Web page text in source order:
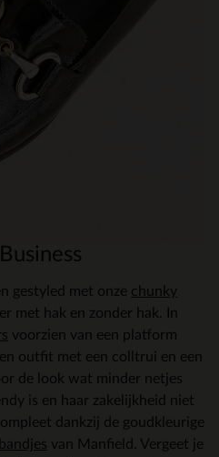
gestyled met onze chunky
met hak en zonder hak. In
voorzien van een platform
outfit met een colltrui en een
de look wat minder netjes
is en haar zakelijkheid niet
dankzij de goudkleurige
van Manfield. Vergeet je